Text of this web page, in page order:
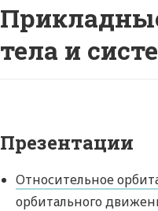
тела и
Презентации
Относительное
орбитального